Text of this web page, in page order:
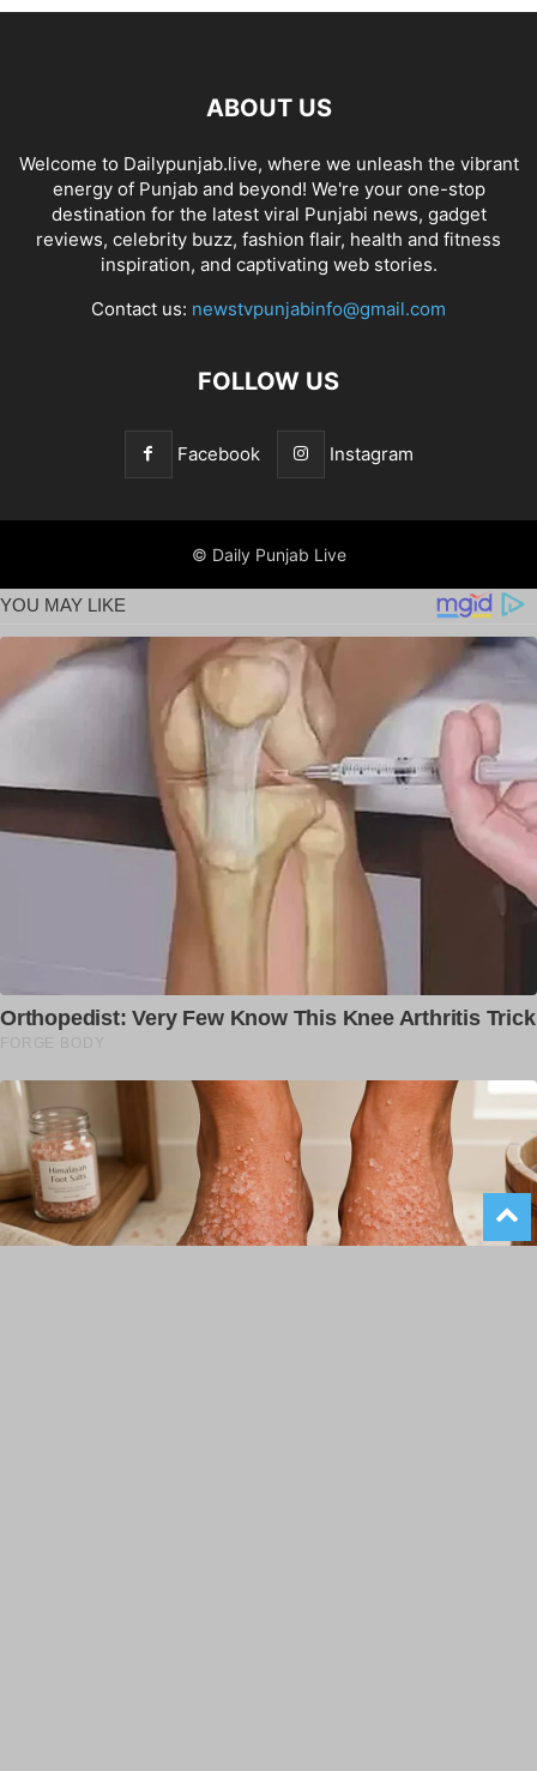
ABOUT US
Welcome to Dailypunjab.live, where we unleash the vibrant
energy of Punjab and beyond! We're your one-stop
destination for the latest viral Punjabi news, gadget
reviews, celebrity buzz, fashion flair, health and fitness
inspiration, and captivating web stories.
Contact us: newstvpunjabinfo@gmail.com
FOLLOW US
Facebook Instagram
© Daily Punjab Live